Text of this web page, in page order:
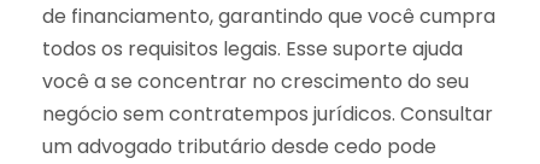
de financiamento, garantindo que você cumpra
todos os requisitos legais. Esse suporte ajuda
você a se concentrar no crescimento do seu
negócio sem contratempos jurídicos. Consultar
um advogado tributário desde cedo pode